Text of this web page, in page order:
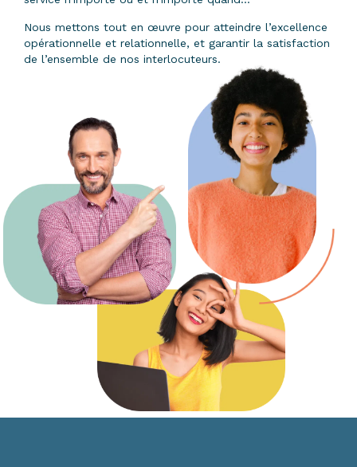
Nous mettons tout en œuvre pour atteindre l’excellence
opérationnelle et relationnelle, et garantir la satisfaction
de l’ensemble de nos interlocuteurs.